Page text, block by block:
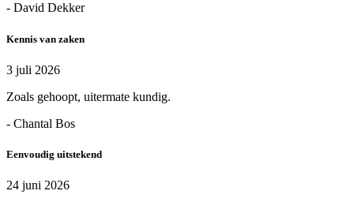
- David Dekker
Kennis van zaken
3 juli 2026
Zoals gehoopt, uitermate kundig.
- Chantal Bos
Eenvoudig uitstekend
24 juni 2026